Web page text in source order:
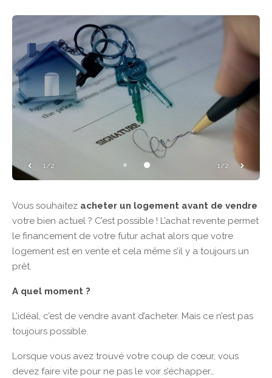
1/2 1/2
Vous souhaitez acheter un logement avant de vendre
votre bien actuel ? C’est possible ! L’achat revente permet
le financement de votre futur achat alors que votre
logement est en vente et cela même s’il y a toujours un
prêt.
A quel moment ?
L’idéal, c’est de vendre avant d’acheter. Mais ce n’est pas
toujours possible.
Lorsque vous avez trouvé votre coup de cœur, vous
devez faire vite pour ne pas le voir s’échapper…